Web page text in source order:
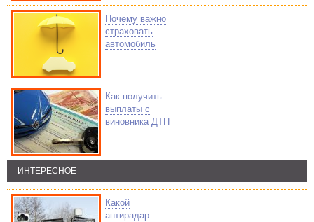
Почему важно
страховать
автомобиль
Как получить
выплаты с
виновника ДТП
ИНТЕРЕСНОЕ
Какой
антирадар